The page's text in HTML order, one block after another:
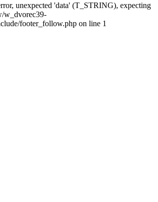
unexpected 'data' (T_STRING), expecting
w_dvorec39-
footer_follow.php on line 1